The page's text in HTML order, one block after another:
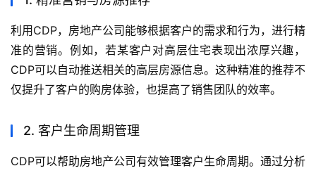
利用CDP，房地产公司能够根据客户的需求和行为，进行精
准的营销。例如，若某客户对高层住宅表现出浓厚兴趣，
CDP可以自动推送相关的高层房源信息。这种精准的推荐不
仅提升了客户的购房体验，也提高了销售团队的效率。
2. 客户生命周期管理
CDP可以帮助房地产公司有效管理客户生命周期。通过分析